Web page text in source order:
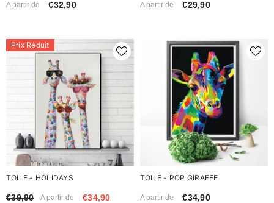
A partir de €32,90 A partir de €29,90
Prix Réduit
TOILE - HOLIDAYS
€39,90 A partir de €34,90
TOILE - POP GIRAFFE
A partir de €34,90